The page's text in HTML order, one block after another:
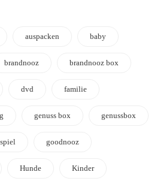
auspacken baby
brandnooz brandnooz box
dvd familie
genuss box genussbox
goodnooz
Hunde Kinder